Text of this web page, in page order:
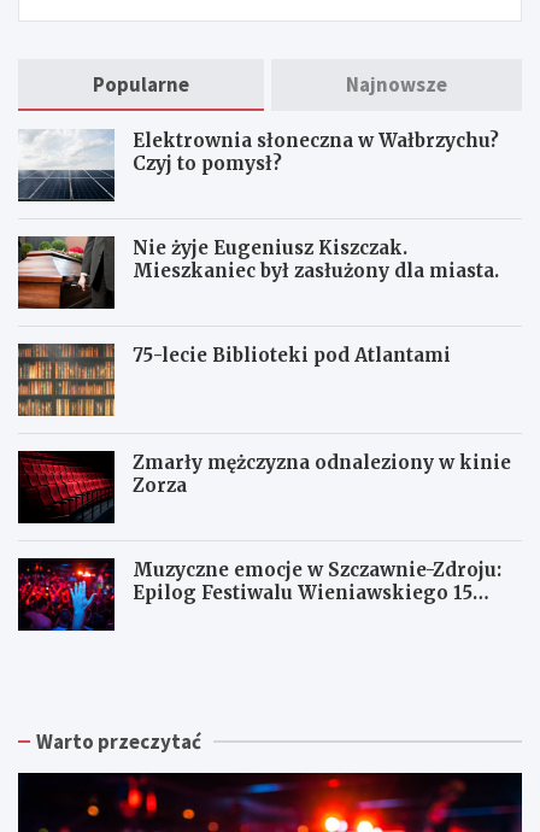
Popularne Najnowsze
Elektrownia słoneczna w Wałbrzychu?
Czyj to pomysł?
Nie żyje Eugeniusz Kiszczak.
Mieszkaniec był zasłużony dla miasta.
75-lecie Biblioteki pod Atlantami
Zmarły mężczyzna odnaleziony w kinie
Zorza
Muzyczne emocje w Szczawnie-Zdroju:
Epilog Festiwalu Wieniawskiego 15
Z
k
W
z
W
z Warto przeczytać